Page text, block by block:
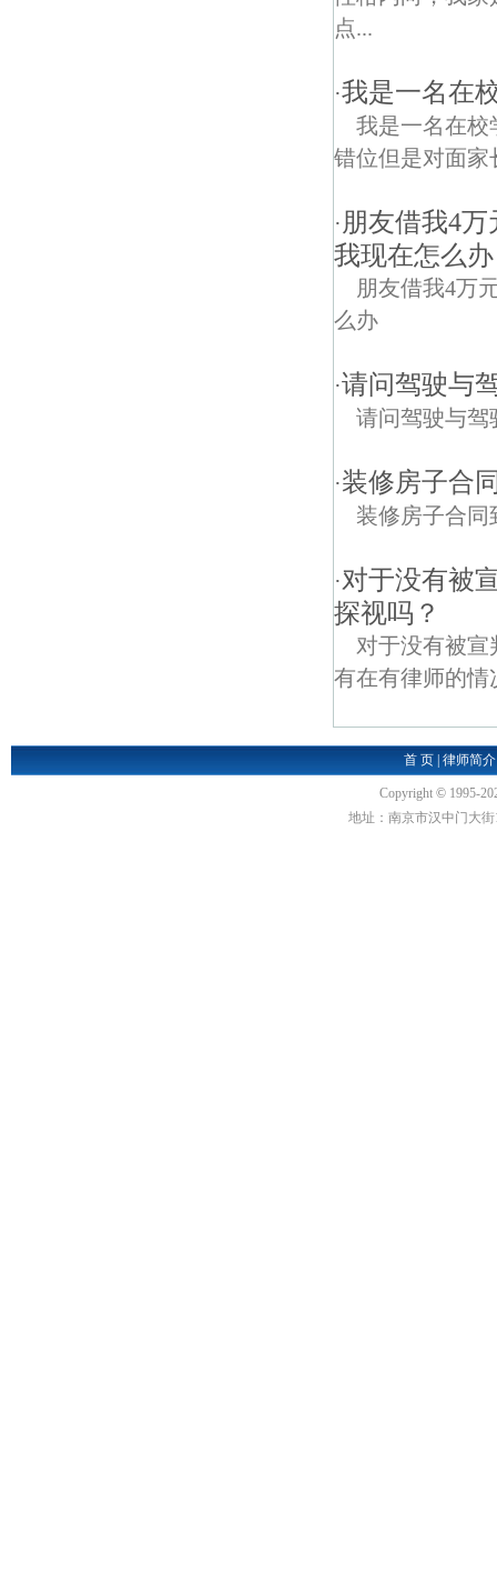
点...
·我是一名在
我是一名在校
错位但是对面家
· 朋友借我4
我现在怎么办
朋友借我4万
么办
·请问驾驶与
请问驾驶与驾
·装修房子合
装修房子合
·对于没有被
探视吗？
对于没有被
有在有律师的情
首 页 |律师简介
Copyright © 1995-
地址：南京市汉中门大街